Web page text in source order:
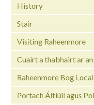
History
Stair
Visiting Raheenmore
Cuairt a thabhairt ar
Raheenmore Bog
Portach Áitiúil agus